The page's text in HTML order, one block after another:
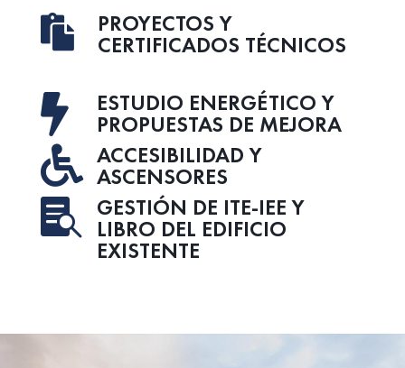
 PROYECTOS Y
CERTIFICADOS TÉCNICOS
 ESTUDIO ENERGÉTICO Y
PROPUESTAS DE MEJORA
 ACCESIBILIDAD Y
ASCENSORES
 GESTIÓN DE ITE-IEE Y
LIBRO DEL EDIFICIO
EXISTENTE